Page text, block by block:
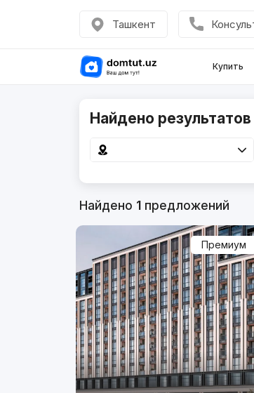
Ташкент
Купить
Найдено
Найдено 1предложений
Премиум